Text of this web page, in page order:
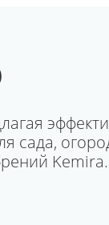
сада,
Kemira.